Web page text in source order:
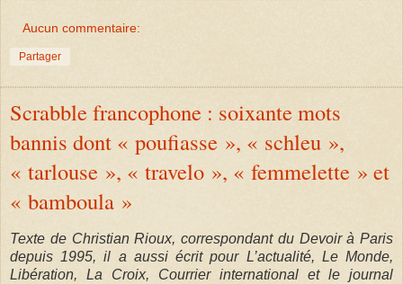
Aucun commentaire:
Partager
Scrabble francophone : soixante mots
bannis dont « poufiasse », « schleu »,
« tarlouse », « travelo », « femmelette » et
« bamboula »
Texte de Christian Rioux, correspondant du Devoir à Paris
depuis 1995, il a aussi écrit pour L’actualité, Le Monde,
Libération, La Croix, Courrier international et le journal